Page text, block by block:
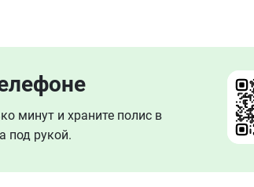
минут и храните полис в
под рукой.